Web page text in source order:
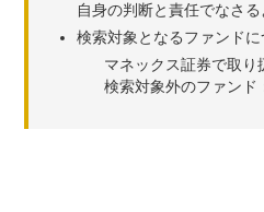
自身の判断と責任でなさ
検索対象となるファンドに
マネックス証券で取
検索対象外のファンド